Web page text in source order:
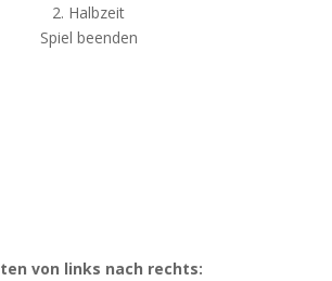
2. Halbzeit
Spiel beenden
von links nach rechts: